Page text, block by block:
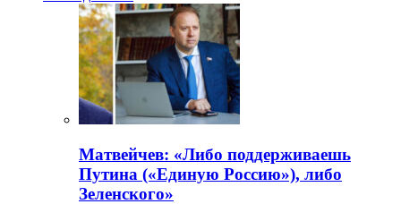
Матвейчев: «Либо поддерживаешь
Путина («Единую Россию»), либо
Зеленского»